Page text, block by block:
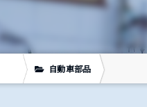
自動車部品